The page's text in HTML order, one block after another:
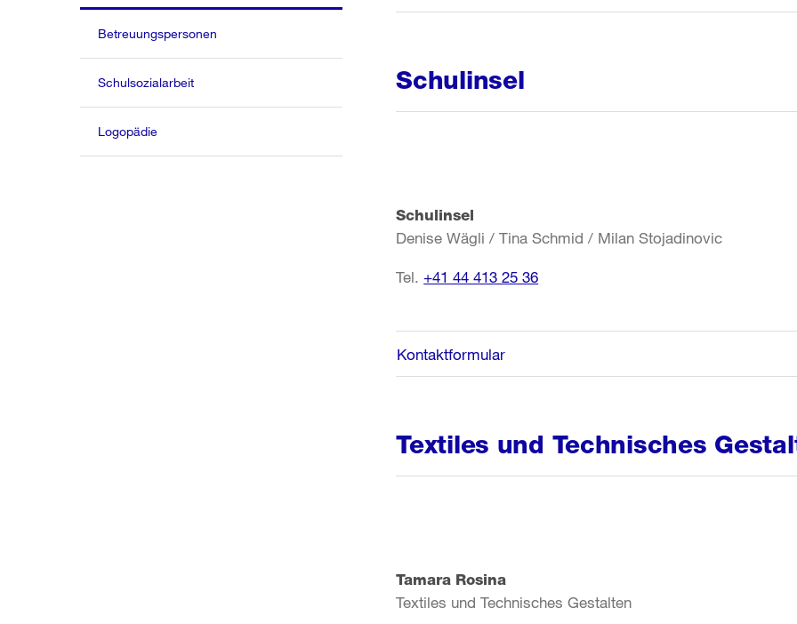
Schulinsel
Schulinsel
Denise Wägli / Tina Schmid / Milan Stojadinovic
Tel.+41 44 413 25 36
Kontaktformular
Textiles und Technisches
Tamara Rosina
Textiles und Technisches Gestalten
Betreuungspersonen
Schulsozialarbeit
Logopädie